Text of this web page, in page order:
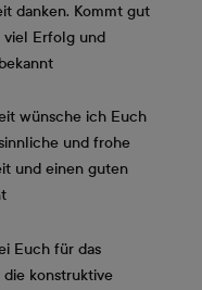
danken. Kommt gut
viel Erfolg und
wünsche ich Euch
und frohe
und einen guten
Euch für das
konstruktive